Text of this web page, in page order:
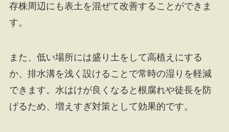
存株周辺にも表土を混ぜて改善することができま
す。
また、低い場所には盛り土をして高植えにする
か、排水溝を浅く設けることで常時の湿りを軽減
できます。水はけが良くなると根腐れや徒長を防
げるため、増えすぎ対策として効果的です。